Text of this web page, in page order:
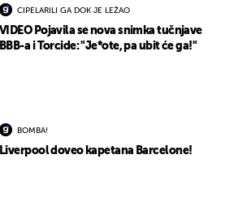
CIPELARILI GA DOK JE LEŽAO
VIDEO Pojavila se nova snimka tučnjave
BBB-a i Torcide: "Je*ote, pa ubit će ga!"
BOMBA!
Liverpool doveo kapetana Barcelone!